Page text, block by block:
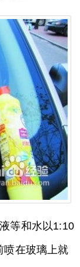
等和水以1:10
喷在玻璃上就